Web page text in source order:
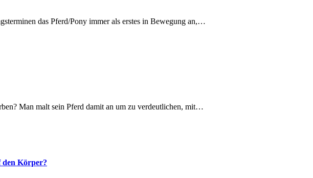
das Pferd/Pony immer als erstes in Bewegung an,…
Man malt sein Pferd damit an um zu verdeutlichen, mit…
den Körper?